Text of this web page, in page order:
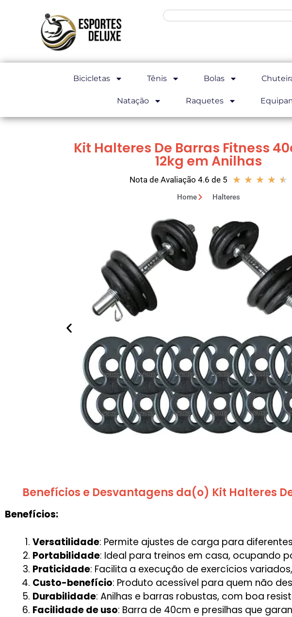
Bicicletas Tênis Bolas
Natação Raquetes
Kit Halteres De Barras Fitness
12kg em Anilhas
Nota de Avaliação 4.6 de 5 ★ ★ ★ ★ ★
Home Halteres
Benefícios e Desvantagens da(o) Kit Halteres
Benefícios:
Versatilidade: Permite ajustes de carga para
Portabilidade: Ideal para treinos em casa, ocupando
Praticidade: Facilita a execução de exercícios
Custo-benefício: Produto acessível para quem não
Durabilidade: Anilhas e barras robustas, com boa
Facilidade de uso: Barra de 40cm e presilhas que